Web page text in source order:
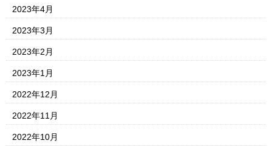
2023年4月
2023年3月
2023年2月
2023年1月
2022年12月
2022年11月
2022年10月